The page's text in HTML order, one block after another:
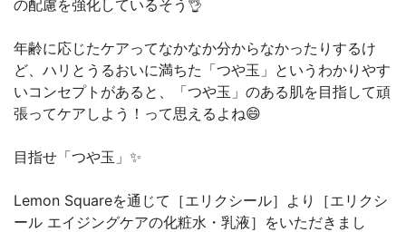
の配慮を強化しているそう👌
年齢に応じたケアってなかなか分からなかったりするけ
ど、ハリとうるおいに満ちた「つや玉」というわかりやす
いコンセプトがあると、「つや玉」のある肌を目指して頑
張ってケアしよう！って思えるよね😄
目指せ「つや玉」✨
Lemon Squareを通じて［エリクシール］より［エリクシ
ール エイジングケアの化粧水・乳液］をいただきまし